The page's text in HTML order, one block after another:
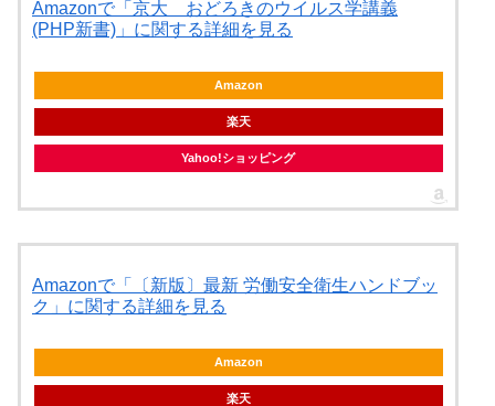
Amazonで「京大 おどろきのウイルス学講義
(PHP新書)」に関する詳細を見る
Amazon
楽天
Yahoo!ショッピング
Amazonで「〔新版〕最新 労働安全衛生ハンドブッ
ク」に関する詳細を見る
Amazon
楽天